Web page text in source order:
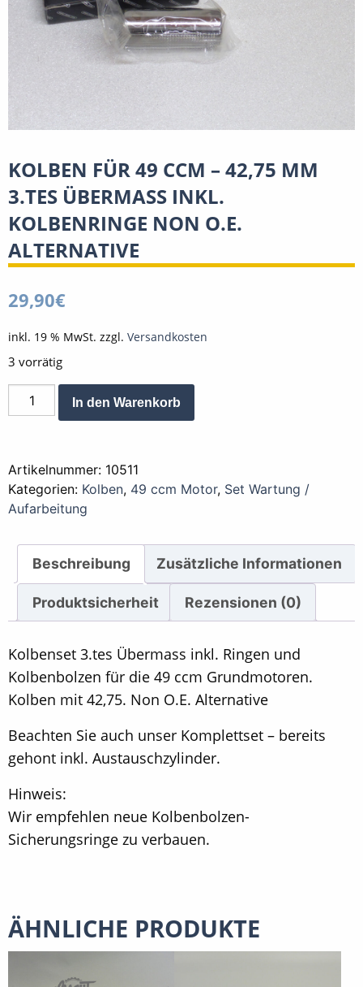
KOLBEN FÜR 49 CCM – 42,75 MM
3.TES ÜBERMASS INKL.
KOLBENRINGE NON O.E.
ALTERNATIVE
29,90€
inkl. 19 % MwSt. zzgl. Versandkosten
3 vorrätig
Kolben
für
-
42,75
mm
Übermass
Kolbenringe
Non
Alternative
Menge
In den Warenkorb
Artikelnummer: 10511
Kategorien: Kolben, 49 ccm Motor, Set Wartung /
Aufarbeitung
Beschreibung Zusätzliche Informationen
Produktsicherheit Rezensionen (0)
Kolbenset 3.tes Übermass inkl. Ringen und
Kolbenbolzen für die 49 ccm Grundmotoren.
Kolben mit 42,75. Non O.E. Alternative
Beachten Sie auch unser Komplettset – bereits
gehont inkl. Austauschzylinder.
Hinweis:
Wir empfehlen neue Kolbenbolzen-
Sicherungsringe zu verbauen.
ÄHNLICHE PRODUKTE